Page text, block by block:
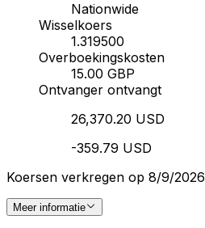
Nationwide
Wisselkoers
1.319500
Overboekingskosten
15.00 GBP
Ontvanger ontvangt
26,370.20 USD
-359.79 USD
Koersen verkregen op 8/9/2026
Meer informatie